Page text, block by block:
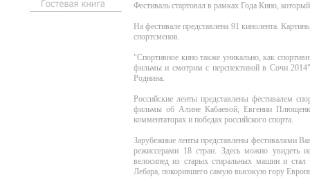
Фестиваль стартовал в рамках Года Кино,
На фестивале представлена 91 кинолента.
спортсменов.
"Спортивное кино также уникально, как
фильмы и смотрим с перспективой в Сочи
Роднина.
Российские ленты представлены фестивалем
фильмы об Алине Кабаевой, Евгении
комментаторах и победах российского спорта.
Зарубежные ленты представлены фестивалями
режиссерами 18 стран. Здесь можно увидеть
велосипед из старых стиральных машин и
Лебара, покорившего самую высокую гору